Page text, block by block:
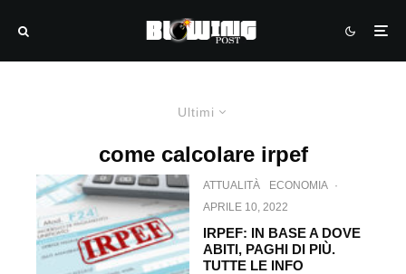
Ultimi
come calcolare irpef
ATTUALITÀ ECONOMIA ·
APRILE 10, 2022
IRPEF: IN BASE A DOVE
ABITI, PAGHI DI PIÙ.
TUTTE LE INFO